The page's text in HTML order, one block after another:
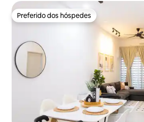
Preferido dos hóspedes
Preferido dos hóspedes